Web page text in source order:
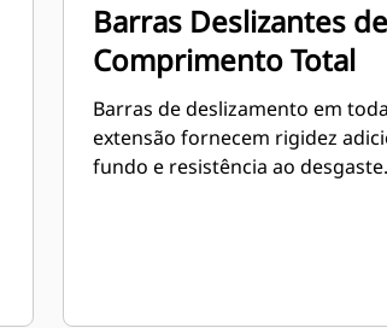
Barras Deslizantes de
Comprimento Total
Barras de deslizamento em
extensão fornecem rigidez
fundo e resistência ao desgaste.